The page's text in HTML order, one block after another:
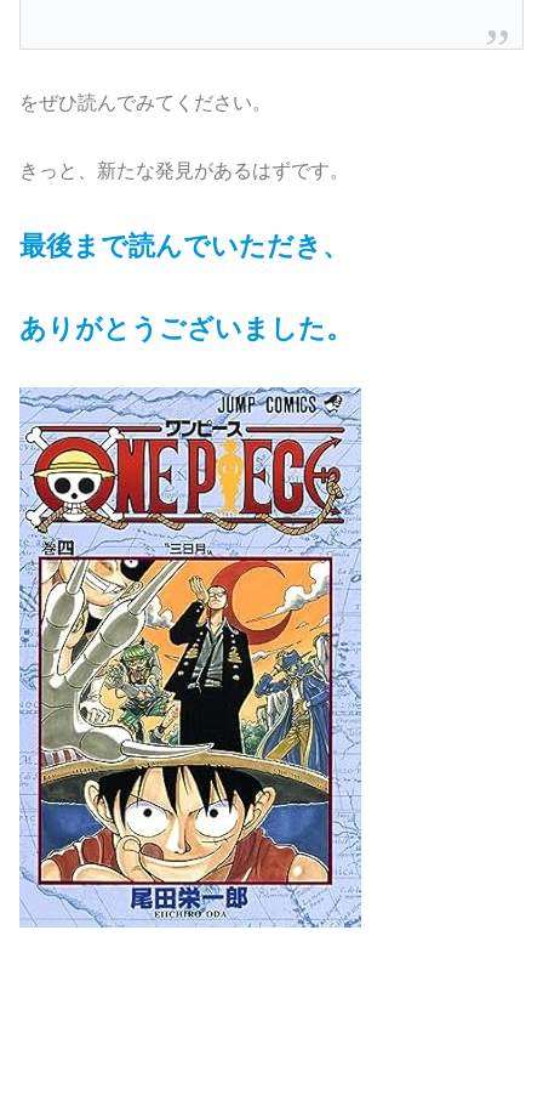
をぜひ読んでみてください。
きっと、新たな発見があるはずです。
最後まで読んでいただき、
ありがとうございました。